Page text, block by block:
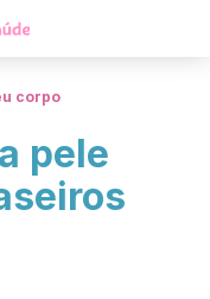
corpo
pele